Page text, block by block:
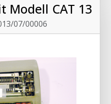
Modell CAT 13
07/00006